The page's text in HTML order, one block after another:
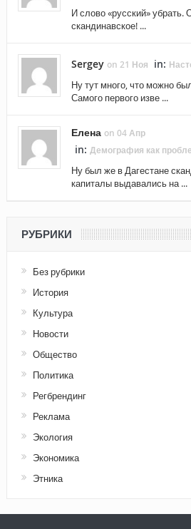
И слово «русский»
скандинавское! ...
Sergey on 21 Ноя in:
Ну тут много, что можно
Самого первого изве ...
Елена on 04 Апр
in: Демография как
Ну был же в Дагестане
капиталы выдавались на ...
РУБРИКИ
Без рубрики
История
Культура
Новости
Общество
Политика
Регбрендинг
Реклама
Экология
Экономика
Этника